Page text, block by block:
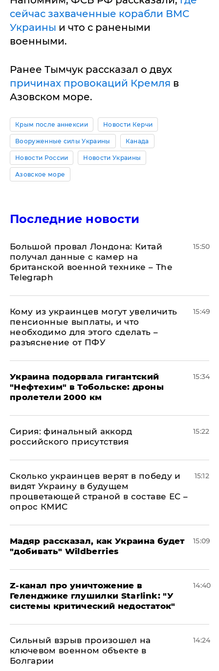
сейчас захваченные корабли ВМС
Украины и что с ранеными
военными.
Ранее Тымчук рассказал о двух
причинах провокаций Кремля в
Азовском море.
Крым после аннексии Новости Керчи
Вооруженные силы Украины Канада
Новости России Новости Украины
Азовское море
Последние новости
Большой провал Лондона: Китай
получал данные с камер на
британской военной технике – The
Telegraph
15:50
Кому из украинцев могут увеличить
пенсионные выплаты, и что
необходимо для этого сделать –
разъяснение от ПФУ
15:49
Украина подорвала гигантский
"Нефтехим" в Тобольске: дроны
пролетели 2000 км
15:34
​Сирия: финальный аккорд
российского присутствия
15:22
Сколько украинцев верят в победу и
видят Украину в будущем
процветающей страной в составе ЕС –
опрос КМИС
15:12
Мадяр рассказал, как Украина будет
"добивать" Wildberries
15:09
Z-канал про уничтожение в
Геленджике глушилки Starlink: "У
системы критический недостаток"
14:40
Сильный взрыв произошел на
ключевом военном объекте в
Болгарии
14:24